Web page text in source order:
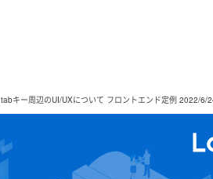
tabキー周辺のUI/UXについて フロントエンド定例 2022/6/